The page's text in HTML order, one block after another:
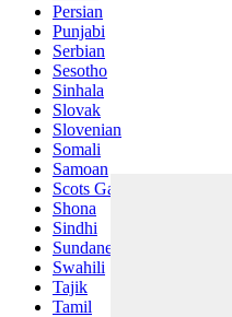
Persian
Punjabi
Serbian
Sesotho
Sinhala
Slovak
Slovenian
Somali
Samoan
Scots Gaelic
Shona
Sindhi
Sundanese
Swahili
Tajik
Tamil